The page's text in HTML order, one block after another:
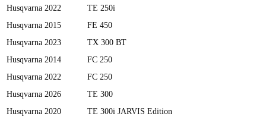
Husqvarna 2022
TE 250i
Husqvarna 2015
FE 450
Husqvarna 2023
TX 300 BT
Husqvarna 2014
FC 250
Husqvarna 2022
FC 250
Husqvarna 2026
TE 300
Husqvarna 2020
TE 300i JARVIS Edition